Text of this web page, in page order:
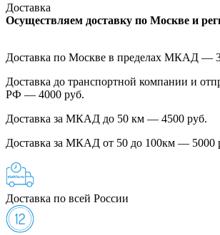
Доставка
Осуществляем доставку по Москве и
Доставка по Москве в пределах МКАД —
Доставка до транспортной компании и
РФ — 4000 руб.
Доставка за МКАД до 50 км — 4500 руб.
Доставка за МКАД от 50 до 100км — 5000
Доставка по всей России